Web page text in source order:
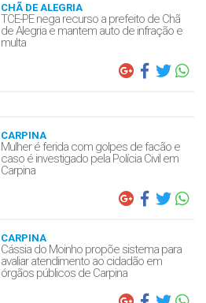
CHÃ DE ALEGRIA
TCE-PE nega recurso a prefeito de Chã
de Alegria e mantem auto de infração e
multa
CARPINA
Mulher é ferida com golpes de facão e
caso é investigado pela Polícia Civil em
Carpina
CARPINA
Cássia do Moinho propõe sistema para
avaliar atendimento ao cidadão em
órgãos públicos de Carpina